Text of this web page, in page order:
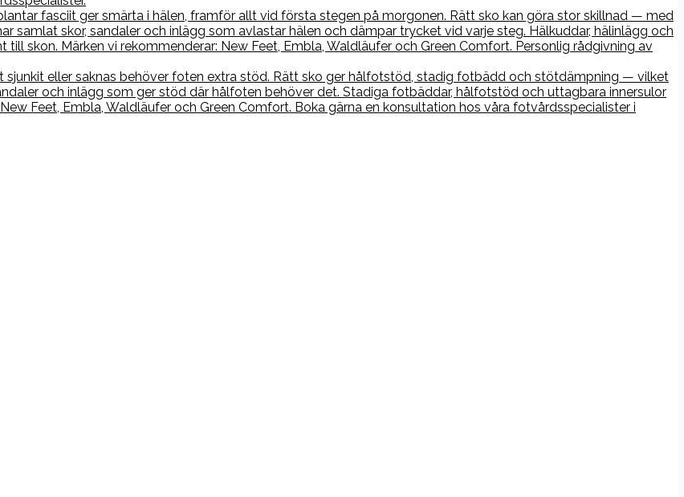
fasciit ger smärta i hälen, framför allt vid första stegen på morgonen. Rätt sko kan göra stor skillnad — med
samlat skor, sandaler och inlägg som avlastar hälen och dämpar trycket vid varje steg. Hälkuddar, hälinlägg och
skon. Märken vi rekommenderar: New Feet, Embla, Waldläufer och Green Comfort. Personlig rådgivning av
sjunkit eller saknas behöver foten extra stöd. Rätt sko ger hålfotstöd, stadig fotbädd och stötdämpning — vilket
och inlägg som ger stöd där hålfoten behöver det. Stadiga fotbäddar, hålfotstöd och uttagbara innersulor
Feet, Embla, Waldläufer och Green Comfort. Boka gärna en konsultation hos våra fotvårdsspecialister i